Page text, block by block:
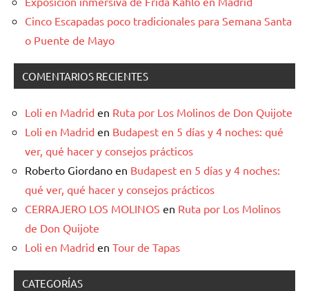
Cinco Escapadas poco tradicionales para Semana Santa
o Puente de Mayo
COMENTARIOS RECIENTES
Loli en Madrid en Ruta por Los Molinos de Don Quijote
Loli en Madrid en Budapest en 5 días y 4 noches: qué
ver, qué hacer y consejos prácticos
Roberto Giordano en Budapest en 5 días y 4 noches:
qué ver, qué hacer y consejos prácticos
CERRAJERO LOS MOLINOS en Ruta por Los Molinos
de Don Quijote
Loli en Madrid en Tour de Tapas
CATEGORÍAS